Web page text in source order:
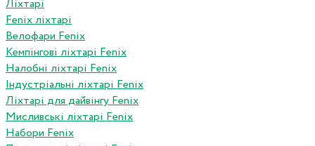
Ліхтарі
Fenix ліхтарі
Велофари Fenix
Кемпінгові ліхтарі Fenix
Налобні ліхтарі Fenix
Індустріальні ліхтарі Fenix
Ліхтарі для дайвінгу Fenix
Мисливські ліхтарі Fenix
Набори Fenix